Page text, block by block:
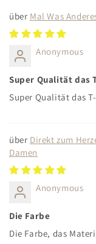
Mal Was
Anonymous
Super Qualität das
Super Qualität das
Direkt zum
Damen
Anonymous
Die Farbe
Die Farbe, das